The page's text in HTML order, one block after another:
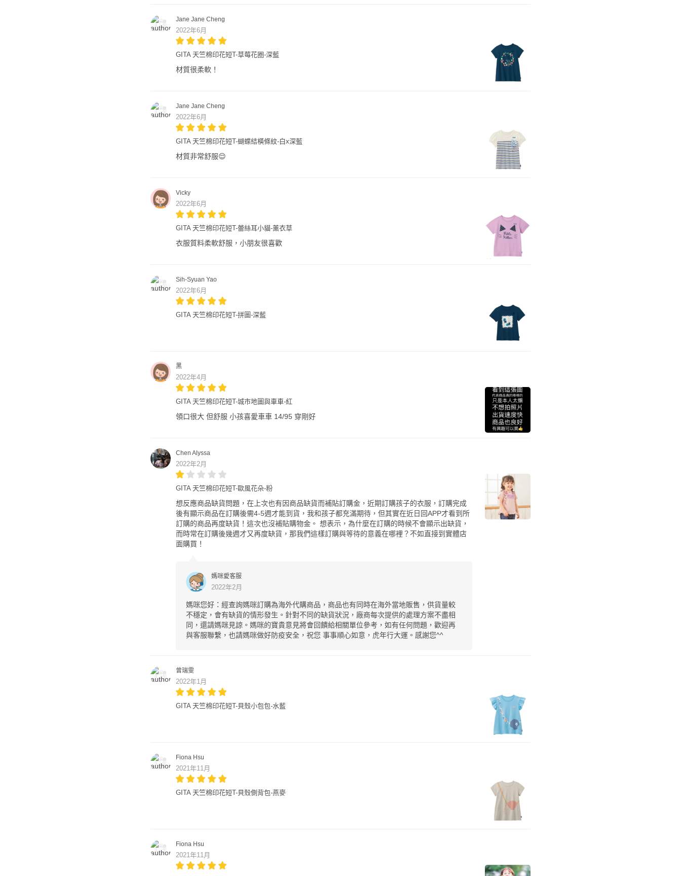
Jane Jane Cheng
2022年6月
GITA 天竺棉印花短T-草莓花圈-深藍
材質很柔軟！
Jane Jane Cheng
2022年6月
GITA 天竺棉印花短T-蝴蝶結橫條紋-白x深藍
材質非常舒服😌
Vicky
2022年6月
GITA 天竺棉印花短T-蕾絲耳小貓-薰衣草
衣服質料柔軟舒服，小朋友很喜歡
Sih-Syuan Yao
2022年6月
GITA 天竺棉印花短T-拼圖-深藍
黑
2022年4月
GITA 天竺棉印花短T-城市地圖與車車-紅
領口很大 但舒服 小孩喜愛車車 14/95 穿剛好
Chen Alyssa
2022年2月
GITA 天竺棉印花短T-歐風花朵-粉
想反應商品缺貨問題，在上次也有因商品缺貨而補貼訂購金，近期訂購孩子的衣服，訂購完成
後有顯示商品在訂購後需4-5週才能到貨，我和孩子都充滿期待，但其實在近日回APP才看到所
訂購的商品再度缺貨！這次也沒補貼購物金。 想表示，為什麼在訂購的時候不會顯示出缺貨，
而時常在訂購後幾週才又再度缺貨，那我們這樣訂購與等待的意義在哪裡？不如直接到實體店
面購買！
媽咪愛客服
2022年2月
媽咪您好：經查詢媽咪訂購為海外代購商品，商品也有同時在海外當地販售，供貨量較
不穩定，會有缺貨的情形發生。針對不同的缺貨狀況，廠商每次提供的處理方案不盡相
同，還請媽咪見諒。媽咪的寶貴意見將會回饋給相關單位參考，如有任何問題，歡迎再
與客服聯繫，也請媽咪做好防疫安全，祝您 事事順心如意，虎年行大運。感謝您^^
曾瑞雯
2022年1月
GITA 天竺棉印花短T-貝殼小包包-水藍
Fiona Hsu
2021年11月
GITA 天竺棉印花短T-貝殼側背包-燕麥
Fiona Hsu
2021年11月